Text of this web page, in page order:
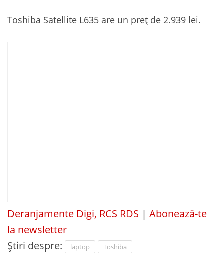
Toshiba Satellite L635 are un preț de 2.939 lei.
Deranjamente Digi, RCS RDS | Abonează-te
la newsletter
Știri despre:
laptop Toshiba